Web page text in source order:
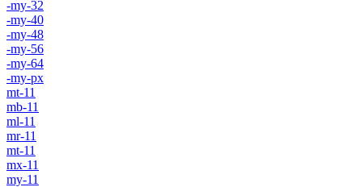
-my-32
-my-40
-my-48
-my-56
-my-64
-my-px
mt-11
mb-11
ml-11
mr-11
mt-11
mx-11
my-11